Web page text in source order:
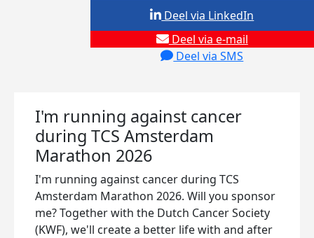
Deel via e-mail
Deel via SMS
Deel via LinkedIn
I'm running against cancer
during TCS Amsterdam
Marathon 2026
I'm running against cancer during TCS
Amsterdam Marathon 2026. Will you sponsor
me? Together with the Dutch Cancer Society
(KWF), we'll create a better life with and after